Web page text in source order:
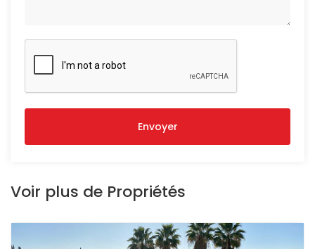
Envoyer
Voir plus de Propriétés